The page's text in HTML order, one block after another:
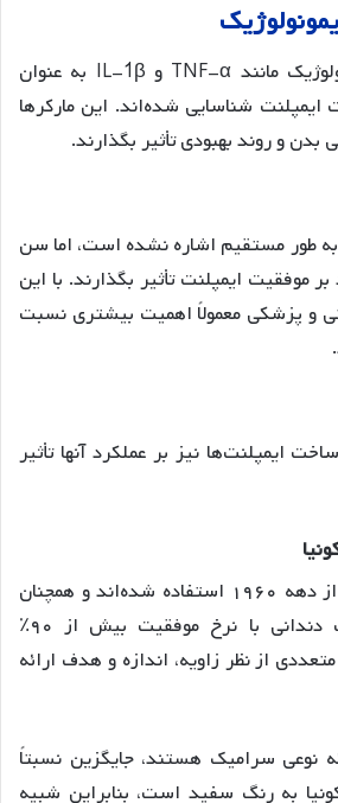
عوامل ژنتیکی و ایمونولوژیک مانند TNF-α و IL-1β به عنوان
ایمپلنت شناسایی شده‌اند. این مارکرها
بدن و روند بهبودی تأثیر بگذارند.
طور مستقیم اشاره نشده است، اما سن
موفقیت ایمپلنت تأثیر بگذارند. با این
و پزشکی معمولاً اهمیت بیشتری نسبت
ایمپلنت‌ها نیز بر عملکرد آنها تأثیر
ایمپلنت‌های تیتانیومی از دهه ۱۹۶۰ استفاده شده‌اند و همچنان
رایج‌ترین نوع ایمپلنت دندانی با نرخ موفقیت بیش از ۹۰٪
از نظر زاویه، اندازه و هدف ارائه
نوعی سرامیک هستند، جایگزین نسبتاً
به رنگ سفید است، بنابراین شبیه